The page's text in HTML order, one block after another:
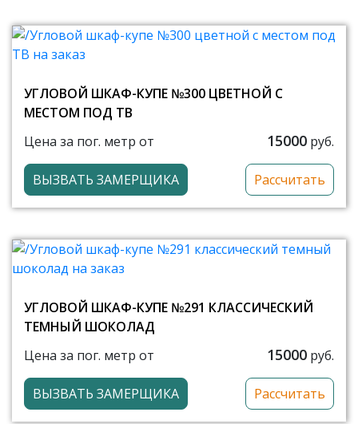
УГЛОВОЙ ШКАФ-КУПЕ №300 ЦВЕТНОЙ С
МЕСТОМ ПОД ТВ
Цена за пог. метр от
15000 руб.
ВЫЗВАТЬ ЗАМЕРЩИКА Рассчитать
УГЛОВОЙ ШКАФ-КУПЕ №291 КЛАССИЧЕСКИЙ
ТЕМНЫЙ ШОКОЛАД
Цена за пог. метр от
15000 руб.
ВЫЗВАТЬ ЗАМЕРЩИКА Рассчитать